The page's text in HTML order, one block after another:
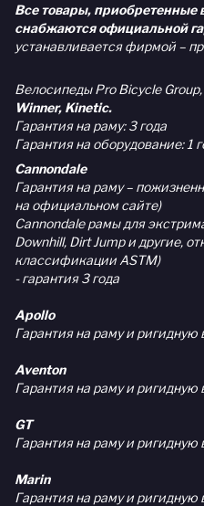
Все товары, приобретенные
снабжаются официальной
устанавливается фирмой –
Велосипеды Pro Bicycle
Winner, Kinetic.
Гарантия на раму: 3 года
Гарантия на оборудование: 1
Cannondale
Гарантия на раму –
на официальном сайте)
Cannondale рамы для
Downhill, Dirt Jump и другие,
классификации ASTM)
- гарантия 3 года
Apollo
Гарантия на раму и ригидную
Aventon
Гарантия на раму и ригидную
GT
Гарантия на раму и ригидную
Marin
Гарантия на раму и ригидную